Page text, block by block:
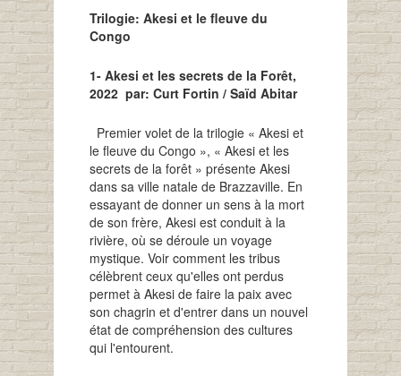
Trilogie: Akesi et le fleuve du
Congo
1- Akesi et les secrets de la Forêt,
2022 par: Curt Fortin / Saïd Abitar
Premier volet de la trilogie « Akesi et
le fleuve du Congo », « Akesi et les
secrets de la forêt » présente Akesi
dans sa ville natale de Brazzaville. En
essayant de donner un sens à la mort
de son frère, Akesi est conduit à la
rivière, où se déroule un voyage
mystique. Voir comment les tribus
célèbrent ceux qu'elles ont perdus
permet à Akesi de faire la paix avec
son chagrin et d'entrer dans un nouvel
état de compréhension des cultures
qui l'entourent.